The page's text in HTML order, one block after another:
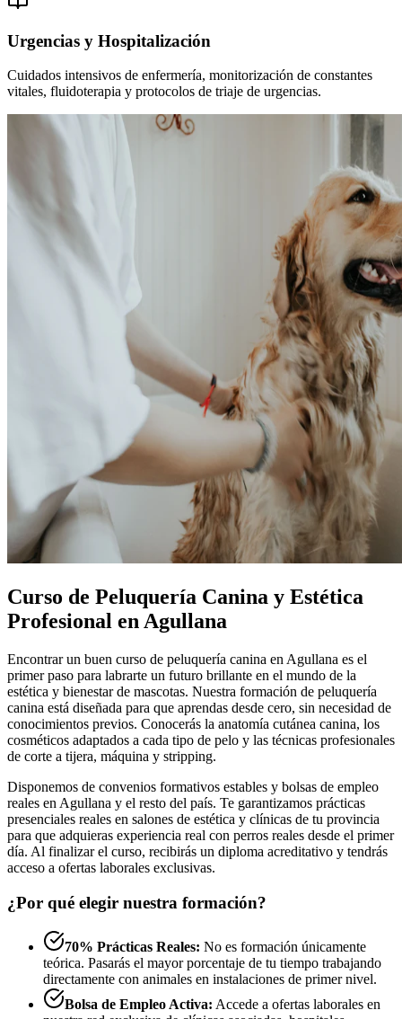
Urgencias y Hospitalización
Cuidados intensivos de enfermería, monitorización de constantes
vitales, fluidoterapia y protocolos de triaje de urgencias.
Curso de Peluquería Canina y Estética
Profesional en Agullana
Encontrar un buen curso de peluquería canina en Agullana es el
primer paso para labrarte un futuro brillante en el mundo de la
estética y bienestar de mascotas. Nuestra formación de peluquería
canina está diseñada para que aprendas desde cero, sin necesidad de
conocimientos previos. Conocerás la anatomía cutánea canina, los
cosméticos adaptados a cada tipo de pelo y las técnicas profesionales
de corte a tijera, máquina y stripping.
Disponemos de convenios formativos estables y bolsas de empleo
reales en Agullana y el resto del país. Te garantizamos prácticas
presenciales reales en salones de estética y clínicas de tu provincia
para que adquieras experiencia real con perros reales desde el primer
día. Al finalizar el curso, recibirás un diploma acreditativo y tendrás
acceso a ofertas laborales exclusivas.
¿Por qué elegir nuestra formación?
70% Prácticas Reales: No es formación únicamente
teórica. Pasarás el mayor porcentaje de tu tiempo trabajando
directamente con animales en instalaciones de primer nivel.
Bolsa de Empleo Activa: Accede a ofertas laborales en